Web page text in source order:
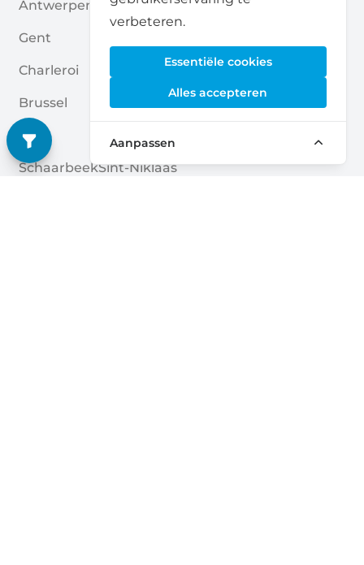
verbeteren.
Essentiële cookies
Alles accepteren
Aanpassen
Antwerpen
Gent
Charleroi
Brussel
Luik
Schaarbeek
Aalst
Beveren-Kruibeke-Zwijndrecht
Ukkel
Sint-Niklaas